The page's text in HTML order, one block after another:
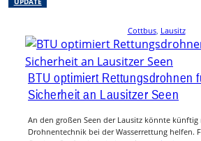
UPDATE
Cottbus, Lausitz
BTU optimiert Rettungsdrohnen
Sicherheit an Lausitzer Seen
An den großen Seen der Lausitz könnte künftig
Drohnentechnik bei der Wasserrettung helfen.